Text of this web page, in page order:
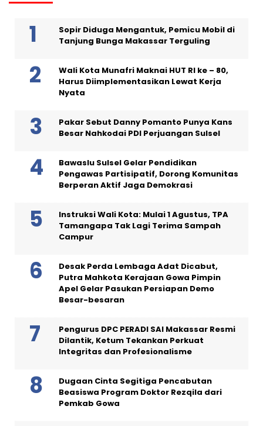
Sopir Diduga Mengantuk, Pemicu Mobil di
Tanjung Bunga Makassar Terguling
Wali Kota Munafri Maknai HUT RI ke – 80,
Harus Diimplementasikan Lewat Kerja
Nyata
Pakar Sebut Danny Pomanto Punya Kans
Besar Nahkodai PDI Perjuangan Sulsel
Bawaslu Sulsel Gelar Pendidikan
Pengawas Partisipatif, Dorong Komunitas
Berperan Aktif Jaga Demokrasi
Instruksi Wali Kota: Mulai 1 Agustus, TPA
Tamangapa Tak Lagi Terima Sampah
Campur
Desak Perda Lembaga Adat Dicabut,
Putra Mahkota Kerajaan Gowa Pimpin
Apel Gelar Pasukan Persiapan Demo
Besar-besaran
Pengurus DPC PERADI SAI Makassar Resmi
Dilantik, Ketum Tekankan Perkuat
Integritas dan Profesionalisme
Dugaan Cinta Segitiga Pencabutan
Beasiswa Program Doktor Rezqila dari
Pemkab Gowa